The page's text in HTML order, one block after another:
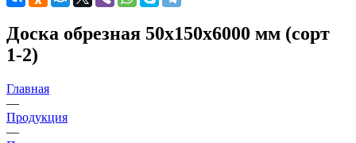
Доска обрезная 50x150x6000 мм (сорт
1-2)
Главная
—
Продукция
—